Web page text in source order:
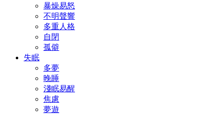
暴燥易怒
不明聲響
多重人格
自閉
孤僻
失眠
多夢
晚睡
淺眠易醒
焦慮
夢遊